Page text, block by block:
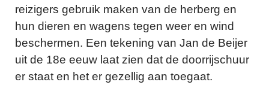
reizigers gebruik maken van de herberg en
hun dieren en wagens tegen weer en wind
beschermen. Een tekening van Jan de Beijer
uit de 18e eeuw laat zien dat de doorrijschuur
er staat en het er gezellig aan toegaat.